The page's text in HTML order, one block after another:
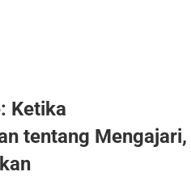
Ketika
tentang Mengajari,